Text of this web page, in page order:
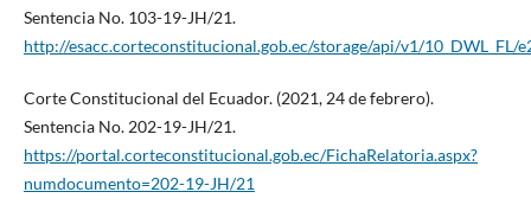
Sentencia No. 103-19-JH/21.
http://esacc.corteconstitucional.gob.ec/storage/api/v1/10_DWL_FL/
Corte Constitucional del Ecuador. (2021, 24 de febrero).
Sentencia No. 202-19-JH/21.
https://portal.corteconstitucional.gob.ec/FichaRelatoria.aspx?
numdocumento=202-19-JH/21